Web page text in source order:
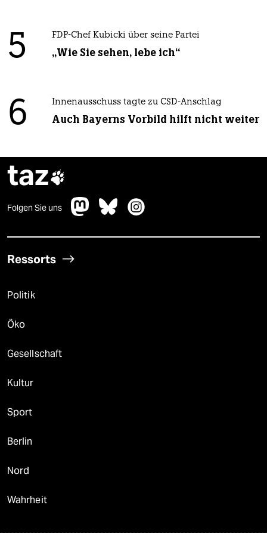
5 FDP-Chef Kubicki über seine Partei
„Wie Sie sehen, lebe ich“
6 Innenausschuss tagte zu CSD-Anschlag
Auch Bayerns Vorbild hilft nicht weiter
taz
Folgen Sie uns
Ressorts
Politik
Öko
Gesellschaft
Kultur
Sport
Berlin
Nord
Wahrheit